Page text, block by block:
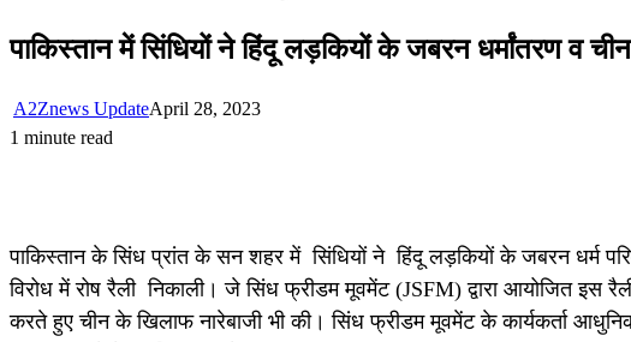
पाकिस्तान में सिंधियों ने हिंदू लड़कियों के जबरन धर्मांतरण व
A2Znews UpdateApril 28, 2023
1 minute read
पाकिस्तान के सिंध प्रांत के सन शहर में सिंधियों ने हिंदू लड़कियों के जबरन धर्म
विरोध में रोष रैली निकाली। जे सिंध फ्रीडम मूवमेंट (JSFM) द्वारा आयोजित इस
करते हुए चीन के खिलाफ नारेबाजी भी की। सिंध फ्रीडम मूवमेंट के कार्यकर्ता